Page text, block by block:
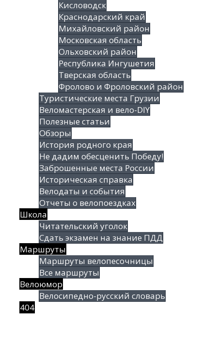
Кисловодск
Краснодарский край
Михайловский район
Московская область
Ольховский район
Республика Ингушетия
Тверская область
Фролово и Фроловский район
Туристические места Грузии
Веломастерская и вело-DIY
Полезные статьи
Обзоры
История родного края
Не дадим обесценить Победу!
Заброшенные места России
Историческая справка
Велодаты и события
Отчеты о велопоездках
Школа
Читательский уголок
Сдать экзамен на знание ПДД
Маршруты
Маршруты велопесочницы
Все маршруты
Велоюмор
Велосипедно-русский словарь
404